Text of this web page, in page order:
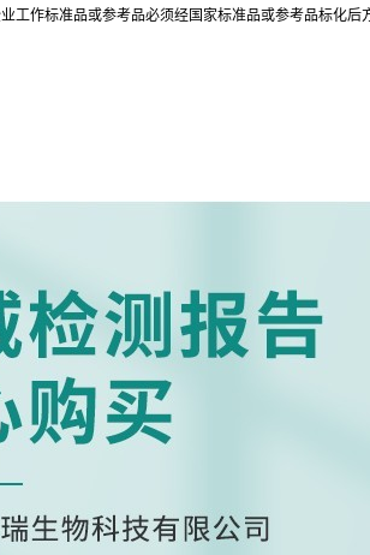
工作标准品或参考品必须经国家标准品或参考品标化后